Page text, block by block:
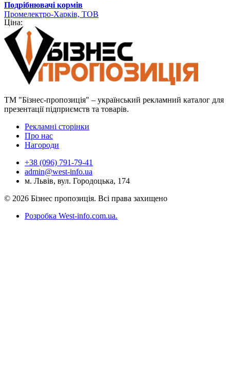
Подрібнювачі кормів
Промелектро-Харків, ТОВ
Ціна:
ТМ "Бізнес-пропозиція" – український рекламний каталог для
презентації підприємств та товарів.
Рекламні сторінки
Про нас
Нагороди
+38 (096) 791-79-41
admin@west-info.ua
м. Львів, вул. Городоцька, 174
© 2026 Бізнес пропозиція. Всі права захищено
Розробка West-info.com.ua.